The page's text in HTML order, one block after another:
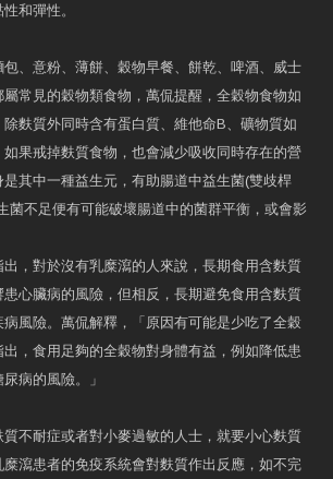
和彈性。
、意粉、薄餅、穀物早餐、餅乾、啤酒、威士
常見的穀物類食物，萬侃提醒，全穀物食物如
麩質外同時含有蛋白質、維他命B、礦物質如
果戒掉麩質食物，也會減少吸收同時存在的營
其中一種益生元，有助腸道中益生菌(雙歧桿
菌不足便有可能破壞腸道中的菌群平衡，或會影
出，對於沒有乳糜瀉的人來說，長期食用含麩質
心臟病的風險，但相反，長期避免食用含麩質
風險。萬侃解釋，「原因有可能是少吃了全穀
，食用足夠的全穀物對身體有益，例如降低患
病的風險。」
不耐症或者對小麥過敏的人士，就要小心麩質
瀉患者的免疫系統會對麩質作出反應，如不完